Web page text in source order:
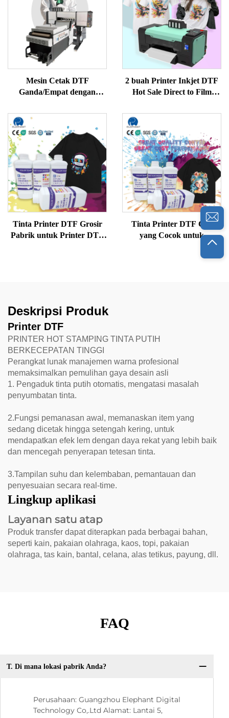
Mesin Cetak DTF
Ganda/Empat dengan
Cetak Pakaian Katun Mesin
Cetak DTF
2 buah Printer Inkjet DTF
Hot Sale Direct to Film
Cetak Printer DTF
Tinta Printer DTF Grosir
Pabrik untuk Printer DTF
Tinta Printer DTF CSI
yang Cocok untuk
I1800/I3200/4720/1805
Deskripsi Produk
Printer DTF
PRINTER HOT STAMPING TINTA PUTIH
BERKECEPATAN TINGGI
Perangkat lunak manajemen warna profesional
memaksimalkan pemulihan gaya desain asli
1. Pengaduk tinta putih otomatis, mengatasi masalah
penyumbatan tinta.
2.Fungsi pemanasan awal, memanaskan item yang
sedang dicetak hingga setengah kering, untuk
mendapatkan efek lem dengan daya rekat yang lebih baik
dan mencegah penyerapan tetesan tinta.
3.Tampilan suhu dan kelembaban, pemantauan dan
penyesuaian secara real-time.
Lingkup aplikasi
Layanan satu atap
Produk transfer dapat diterapkan pada berbagai bahan,
seperti kain, pakaian olahraga, kaos, topi, pakaian
olahraga, tas kain, bantal, celana, alas tetikus, payung, dll.
FAQ
T. Di mana lokasi pabrik Anda?
Perusahaan: Guangzhou Elephant Digital
Technology Co,.Ltd Alamat: Lantai 5,